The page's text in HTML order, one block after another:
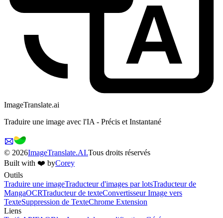
ImageTranslate.ai
Traduire une image avec l'IA - Précis et Instantané
© 2026ImageTranslate.AI.Tous droits réservés
Built with ❤️ byCorey
Outils
Traduire une imageTraducteur d'images par lotsTraducteur de
MangaOCRTraducteur de texteConvertisseur Image vers
TexteSuppression de TexteChrome Extension
Liens